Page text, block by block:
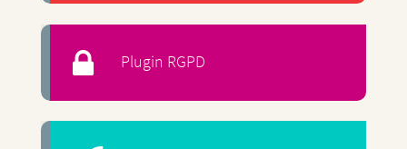
Plugin RGPD